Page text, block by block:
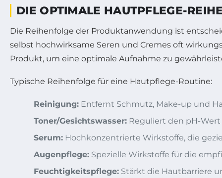
DIE OPTIMALE HAUTPFLEGE-
Die Reihenfolge der Produktanwendung ist
selbst hochwirksame Seren und Cremes oft
Produkt, um eine optimale Aufnahme zu
Typische Reihenfolge für eine Hautpflege-Routine:
Reinigung: Entfernt Schmutz, Make-up und
Toner/Gesichtswasser: Reguliert den pH-
Serum: Hochkonzentrierte Wirkstoffe, die
Augenpflege: Spezielle Wirkstoffe für die
Feuchtigkeitspflege: Stärkt die Hautbarriere